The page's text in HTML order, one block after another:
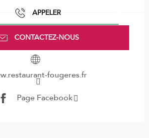
APPELER
CONTACTEZ-NOUS
fougeres.fr
Page Facebook